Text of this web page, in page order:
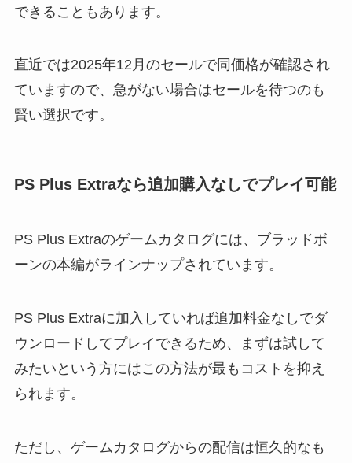
できることもあります。
直近では2025年12月のセールで同価格が確認され
ていますので、急がない場合はセールを待つのも
賢い選択です。
PS Plus Extraなら追加購入なしでプレイ可能
PS Plus Extraのゲームカタログには、ブラッドボ
ーンの本編がラインナップされています。
PS Plus Extraに加入していれば追加料金なしでダ
ウンロードしてプレイできるため、まずは試して
みたいという方にはこの方法が最もコストを抑え
られます。
ただし、ゲームカタログからの配信は恒久的なも